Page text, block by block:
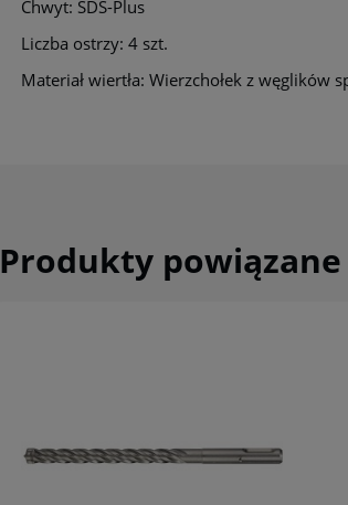
Chwyt: SDS-Plus
Liczba ostrzy: 4 szt.
Materiał wiertła: Wierzchołek z węglików
Produkty powiązane